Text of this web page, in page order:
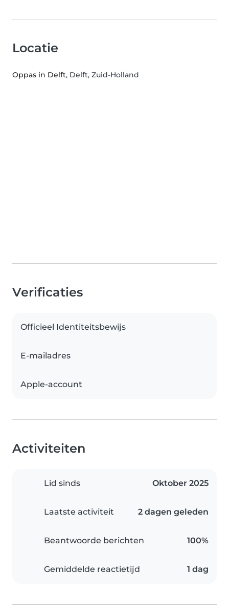
Locatie
Oppas in Delft, Delft, Zuid-Holland
Verificaties
Officieel Identiteitsbewijs
E-mailadres
Apple-account
Activiteiten
Lid sinds Oktober 2025
Laatste activiteit 2 dagen geleden
Beantwoorde berichten 100%
Gemiddelde reactietijd 1 dag